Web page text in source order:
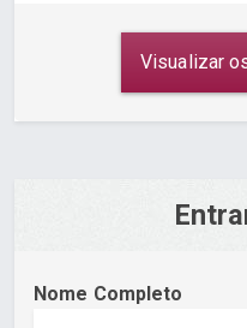
Visualizar
Nome Completo